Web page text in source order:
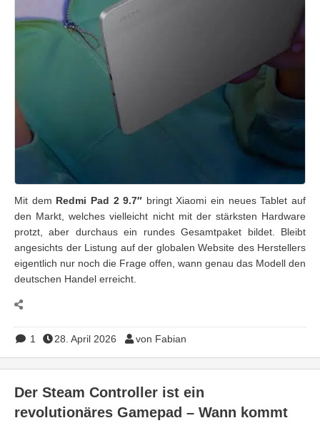
Mit dem Redmi Pad 2 9.7″ bringt Xiaomi ein neues Tablet auf
den Markt, welches vielleicht nicht mit der stärksten Hardware
protzt, aber durchaus ein rundes Gesamtpaket bildet. Bleibt
angesichts der Listung auf der globalen Website des Herstellers
eigentlich nur noch die Frage offen, wann genau das Modell den
deutschen Handel erreicht.
1 28. April 2026 von Fabian
Der Steam Controller ist ein
revolutionäres Gamepad – Wann kommt